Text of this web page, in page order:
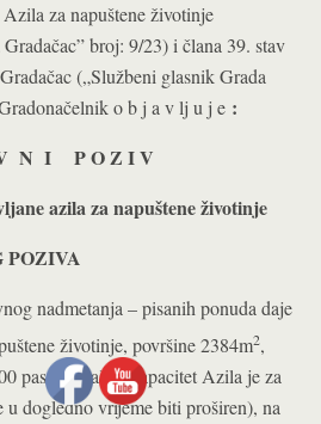
za napuštene životinje
broj: 9/23) i člana 39. stav
(„Službeni glasnik Grada
o b j a v lj u j e :
N I P O Z I V
azila za napuštene životinje
POZIVA
nadmetanja – pisanih ponuda daje
životinje, površine 2384m2,
pasa (sadašnji kapacitet Azila je za
u dogledno vrijeme biti proširen), na